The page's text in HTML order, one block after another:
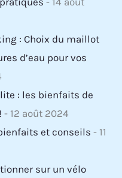
: Choix du maillot
d’eau pour vos
: les bienfaits de
- 12 août 2024
et conseils - 11
sur un vélo